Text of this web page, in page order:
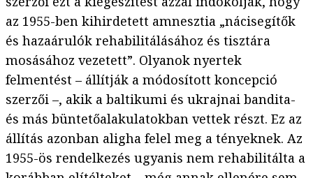
az 1955-ben kihirdetett amnesztia „nácisegítők
és hazaárulók rehabilitálásához és tisztára
mosásához vezetett”. Olyanok nyertek
felmentést – állítják a módosított koncepció
szerzői –, akik a baltikumi és ukrajnai bandita-
és más büntetőalakulatokban vettek részt. Ez az
állítás azonban aligha felel meg a tényeknek. Az
1955-ös rendelkezés ugyanis nem rehabilitálta a